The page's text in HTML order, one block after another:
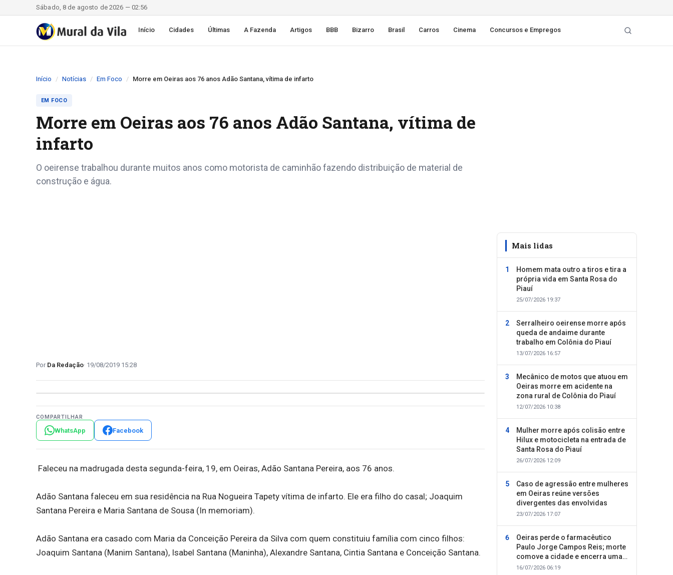
Sábado, 8 de agosto de 2026 — 02:56
Início Cidades Últimas A Fazenda Artigos BBB Bizarro Brasil Carros Cinema Concursos e Empregos
Início Notícias Em Foco Morre em Oeiras aos 76 anos Adão Santana, vítima de infarto
EM FOCO
Morre em Oeiras aos 76 anos Adão Santana, vítima de
infarto
O oeirense trabalhou durante muitos anos como motorista de caminhão fazendo distribuição de material de
construção e água.
Da Redação 19/08/2019 15:28
COMPARTILHAR
WhatsApp Facebook
Faleceu na madrugada desta segunda-feira, 19, em Oeiras, Adão Santana Pereira, aos 76 anos.
Adão Santana faleceu em sua residência na Rua Nogueira Tapety vítima de infarto. Ele era filho do casal; Joaquim
Santana Pereira e Maria Santana de Sousa (In memoriam).
Adão Santana era casado com Maria da Conceição Pereira da Silva com quem constituiu família com cinco filhos:
Joaquim Santana (Manim Santana), Isabel Santana (Maninha), Alexandre Santana, Cintia Santana e Conceição Santana.
Mais lidas
Homem mata outro a tiros e tira a
própria vida em Santa Rosa do
Piauí
25/07/2026 19:37
Serralheiro oeirense morre após
queda de andaime durante
trabalho em Colônia do Piauí
13/07/2026 16:57
Mecânico de motos que atuou em
Oeiras morre em acidente na
zona rural de Colônia do Piauí
12/07/2026 10:38
Mulher morre após colisão entre
Hilux e motocicleta na entrada de
Santa Rosa do Piauí
26/07/2026 12:09
Caso de agressão entre mulheres
em Oeiras reúne versões
divergentes das envolvidas
23/07/2026 17:07
Oeiras perde o farmacêutico
Paulo Jorge Campos Reis; morte
comove a cidade e encerra uma
trajetória dedicada ao cuidado
16/07/2026 06:19